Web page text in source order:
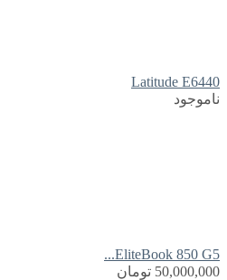
Latitude E6440
ناموجود
EliteBook 850 G5...
50,000,000 تومان